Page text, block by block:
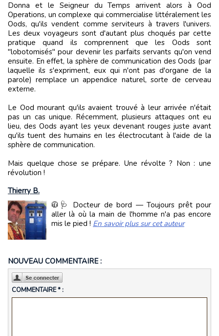
Donna et le Seigneur du Temps arrivent alors à Ood
Operations, un complexe qui commercialise littéralement les
Oods, qu'ils vendent comme serviteurs à travers l'univers.
Les deux voyageurs sont d'autant plus choqués par cette
pratique quand ils comprennent que les Oods sont
"lobotomisés" pour devenir les parfaits servants qu'on vend
ensuite. En effet, la sphère de communication des Oods (par
laquelle ils s'expriment, eux qui n'ont pas d'organe de la
parole) remplace un appendice naturel, sorte de cerveau
externe.
Le Ood mourant qu'ils avaient trouvé à leur arrivée n'était
pas un cas unique. Récemment, plusieurs attaques ont eu
lieu, des Oods ayant les yeux devenant rouges juste avant
qu'ils tuent des humains en les électrocutant à l'aide de la
sphère de communication.
Mais quelque chose se prépare. Une révolte ? Non : une
révolution !
Thierry B.
🧥🩺 Docteur de bord — Toujours prêt pour
aller là où la main de l'homme n'a pas encore
mis le pied ! En savoir plus sur cet auteur
NOUVEAU COMMENTAIRE :
COMMENTAIRE * :